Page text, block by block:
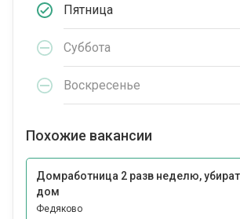
Пятница
Суббота
Воскресенье
Похожие вакансии
Домработница 2 разв неделю,
дом
Федяково